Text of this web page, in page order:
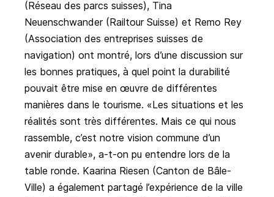
(Réseau des parcs suisses), Tina
Neuenschwander (Railtour Suisse) et Remo Rey
(Association des entreprises suisses de
navigation) ont montré, lors d’une discussion sur
les bonnes pratiques, à quel point la durabilité
pouvait être mise en œuvre de différentes
manières dans le tourisme. «Les situations et les
réalités sont très différentes. Mais ce qui nous
rassemble, c’est notre vision commune d’un
avenir durable», a-t-on pu entendre lors de la
table ronde. Kaarina Riesen (Canton de Bâle-
Ville) a également partagé l’expérience de la ville